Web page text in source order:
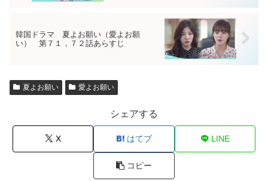
韓国ドラマ 夏よお願い（愛よお願
い） 第７１，７２話あらすじ
夏よお願い 愛よお願い
シェアする
X はてブ LINE
コピー